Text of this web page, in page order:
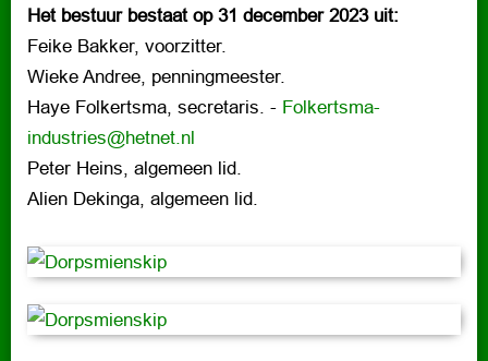
Het bestuur bestaat op 31 december 2023 uit:
Feike Bakker, voorzitter.
Wieke Andree, penningmeester.
Haye Folkertsma, secretaris. - Folkertsma-
industries@hetnet.nl
Peter Heins, algemeen lid.
Alien Dekinga, algemeen lid.